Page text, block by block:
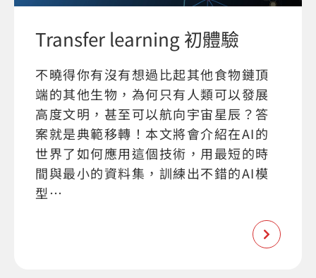
Transfer learning 初體驗
不曉得你有沒有想過比起其他食物鏈頂
端的其他生物，為何只有人類可以發展
高度文明，甚至可以航向宇宙星辰？答
案就是典範移轉！本文將會介紹在AI的
世界了如何應用這個技術，用最短的時
間與最小的資料集，訓練出不錯的AI模
型…